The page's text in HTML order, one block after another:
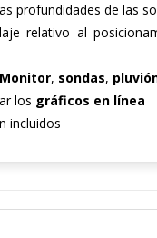
profundidades de las
relativo al
Monitor, sondas,
los gráficos en línea
incluidos